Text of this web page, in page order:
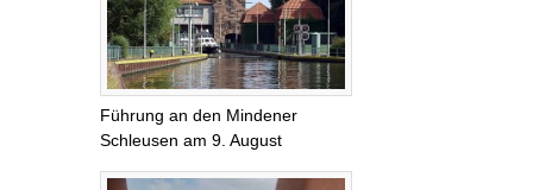
Führung an den Mindener
Schleusen am 9. August